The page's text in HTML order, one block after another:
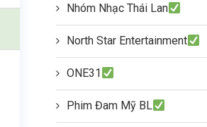
Nhóm Nhạc Thái Lan
North Star Entertainment
ONE31
Phim Đam Mỹ BL